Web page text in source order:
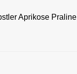
Aprikose Praline